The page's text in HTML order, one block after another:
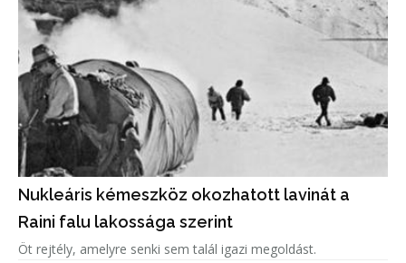
Nukleáris kémeszköz okozhatott lavinát a
Raini falu lakossága szerint
Öt rejtély, amelyre senki sem talál igazi megoldást.